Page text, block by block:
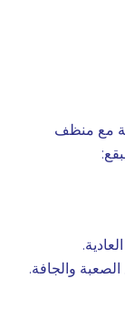
مع منظف